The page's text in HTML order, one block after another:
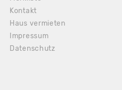
Kontakt
Haus vermieten
Impressum
Datenschutz